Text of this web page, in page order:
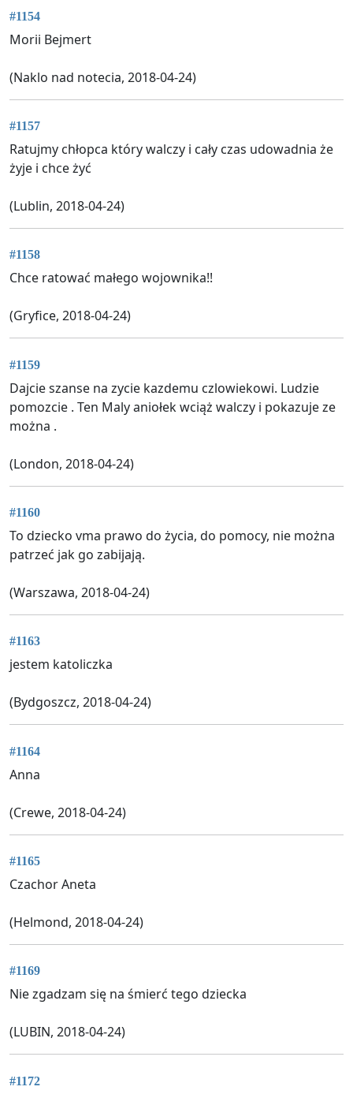
#1154
Morii Bejmert
(Naklo nad notecia, 2018-04-24)
#1157
Ratujmy chłopca który walczy i cały czas udowadnia że
żyje i chce żyć
(Lublin, 2018-04-24)
#1158
Chce ratować małego wojownika!!
(Gryfice, 2018-04-24)
#1159
Dajcie szanse na zycie kazdemu czlowiekowi. Ludzie
pomozcie . Ten Maly aniołek wciąż walczy i pokazuje ze
można .
(London, 2018-04-24)
#1160
To dziecko vma prawo do życia, do pomocy, nie można
patrzeć jak go zabijają.
(Warszawa, 2018-04-24)
#1163
jestem katoliczka
(Bydgoszcz, 2018-04-24)
#1164
Anna
(Crewe, 2018-04-24)
#1165
Czachor Aneta
(Helmond, 2018-04-24)
#1169
Nie zgadzam się na śmierć tego dziecka
(LUBIN, 2018-04-24)
#1172